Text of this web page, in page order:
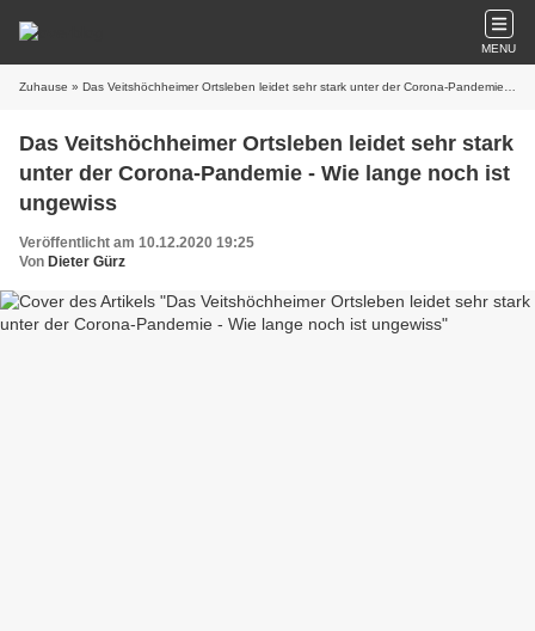
MENU
Zuhause » Das Veitshöchheimer Ortsleben leidet sehr stark unter der Corona-Pandemie - Wie lange noch ist ungewiss
Das Veitshöchheimer Ortsleben leidet sehr stark
unter der Corona-Pandemie - Wie lange noch ist
ungewiss
Veröffentlicht am 10.12.2020 19:25
Von Dieter Gürz